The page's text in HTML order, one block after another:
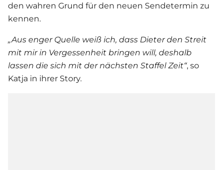
den wahren Grund für den neuen Sendetermin zu
kennen.
„Aus enger Quelle weiß ich, dass Dieter den Streit
mit mir in Vergessenheit bringen will, deshalb
lassen die sich mit der nächsten Staffel Zeit“, so
Katja in ihrer Story.